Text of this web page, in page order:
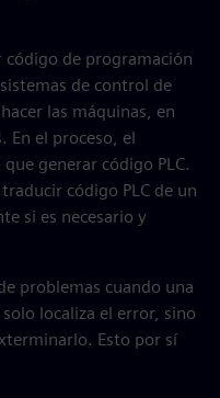
código de programación
de control de
las máquinas, en
En el proceso, el
generar código PLC.
código PLC de un
si es necesario y
problemas cuando una
localiza el error, sino
Esto por sí